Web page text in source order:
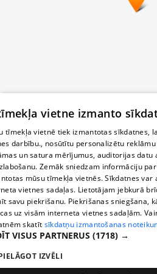
vietne izmanto
tīmekļa vietnē tiek izmantotas sīkdatnes,
darbību., nosūtītu personalizētu
un satura mērījumus, auditorijas datu
Zemāk sniedzam informāciju
mūsu tīmekļa vietnēs. Sīkdatnes
vietnes sadaļas. Lietotājam jebkurā
savu piekrišanu. Piekrišanas sniegšana,
uz visām interneta vietnes sadaļām.
skatīt sīkdatņu izmantošanas
VISUS PARTNERUS (1718) →
IZVĒLI